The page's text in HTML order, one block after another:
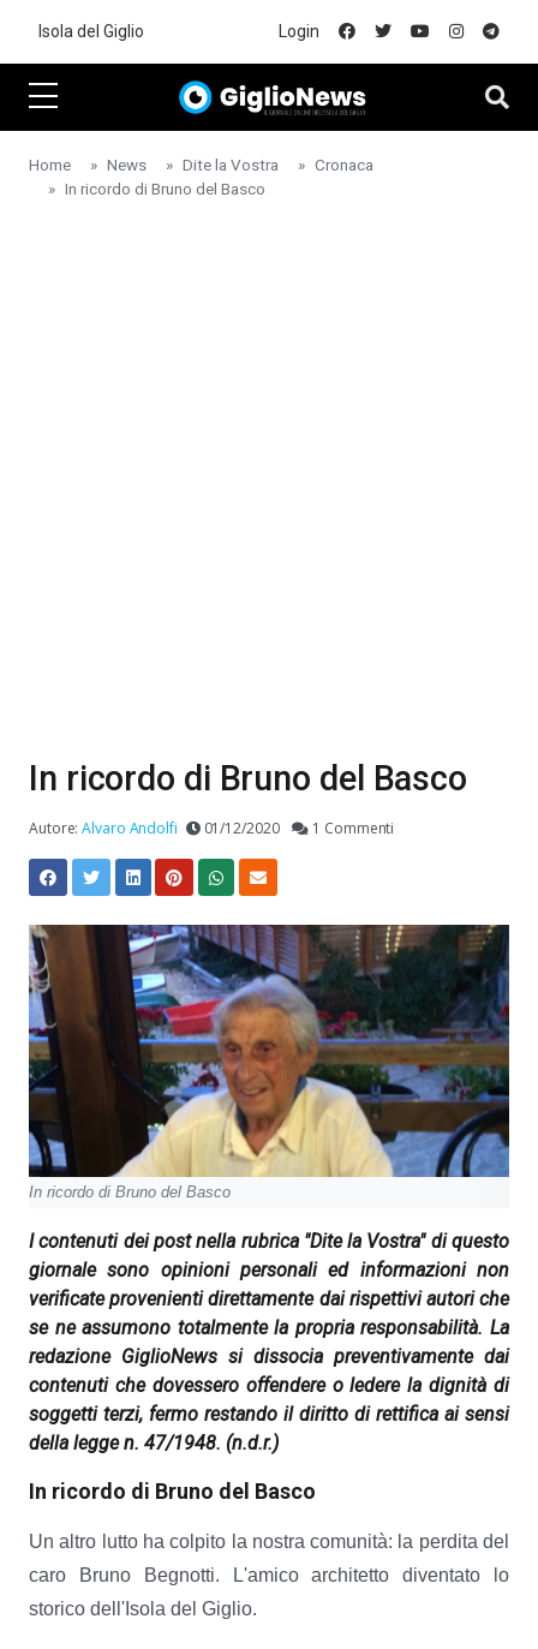
Isola del Giglio Login
Home News Dite la Vostra
Cronaca
In ricordo di Bruno del Basco
In ricordo di Bruno del Basco
Autore:Alvaro Andolfi 01/12/2020 1 Commenti
In ricordo di Bruno del Basco
I contenuti dei post nella rubrica "Dite la Vostra" di questo
giornale sono opinioni personali ed informazioni non
verificate provenienti direttamente dai rispettivi autori che
se ne assumono totalmente la propria responsabilità. La
redazione GiglioNews si dissocia preventivamente dai
contenuti che dovessero offendere o ledere la dignità di
soggetti terzi, fermo restando il diritto di rettifica ai sensi
della legge n. 47/1948. (n.d.r.)
In ricordo di Bruno del Basco
Un altro lutto ha colpito la nostra comunità: la perdita del
caro Bruno Begnotti. L'amico architetto diventato lo
storico dell'Isola del Giglio.